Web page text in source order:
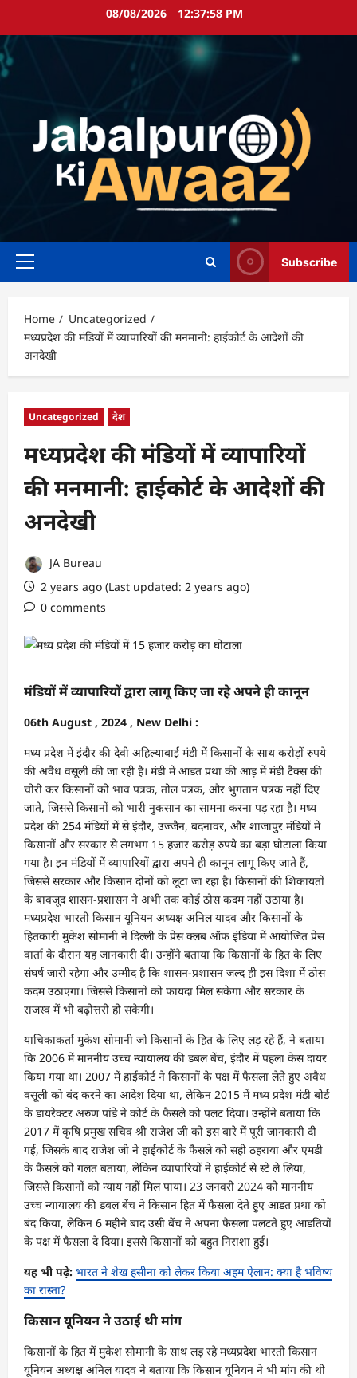
content
08/08/2026 12:37:58 PM
Primary
Subscribe
Home
Uncategorized
मध्यप्रदेश की मंडियों में व्यापारियों की मनमानी: हाईकोर्ट के आदेशों की
अनदेखी
Uncategorized देश
मध्यप्रदेश की मंडियों में व्यापारियों
की मनमानी: हाईकोर्ट के आदेशों की
अनदेखी
JA Bureau
2 years ago (Last updated: 2 years ago)
0 comments
मंडियों में व्यापारियों द्वारा लागू किए जा रहे अपने ही कानून
06th August , 2024 , New Delhi :
मध्य प्रदेश में इंदौर की देवी अहिल्याबाई मंडी में किसानों के साथ करोड़ों रुपये
की अवैध वसूली की जा रही है। मंडी में आडत प्रथा की आड़ में मंडी टैक्स की
चोरी कर किसानों को भाव पत्रक, तोल पत्रक, और भुगतान पत्रक नहीं दिए
जाते, जिससे किसानों को भारी नुकसान का सामना करना पड़ रहा है। मध्य
प्रदेश की 254 मंडियों में से इंदौर, उज्जैन, बदनावर, और शाजापुर मंडियों में
किसानों और सरकार से लगभग 15 हजार करोड़ रुपये का बड़ा घोटाला किया
गया है। इन मंडियों में व्यापारियों द्वारा अपने ही कानून लागू किए जाते हैं,
जिससे सरकार और किसान दोनों को लूटा जा रहा है। किसानों की शिकायतों
के बावजूद शासन-प्रशासन ने अभी तक कोई ठोस कदम नहीं उठाया है।
मध्यप्रदेश भारती किसान यूनियन अध्यक्ष अनिल यादव और किसानों के
हितकारी मुकेश सोमानी ने दिल्ली के प्रेस क्लब ऑफ इंडिया में आयोजित प्रेस
वार्ता के दौरान यह जानकारी दी। उन्होंने बताया कि किसानों के हित के लिए
संघर्ष जारी रहेगा और उम्मीद है कि शासन-प्रशासन जल्द ही इस दिशा में ठोस
कदम उठाएगा। जिससे किसानों को फायदा मिल सकेगा और सरकार के
राजस्व में भी बढ़ोत्तरी हो सकेगी।
याचिकाकर्ता मुकेश सोमानी जो किसानों के हित के लिए लड़ रहे हैं, ने बताया
कि 2006 में माननीय उच्च न्यायालय की डबल बेंच, इंदौर में पहला केस दायर
किया गया था। 2007 में हाईकोर्ट ने किसानों के पक्ष में फैसला लेते हुए अवैध
वसूली को बंद करने का आदेश दिया था, लेकिन 2015 में मध्य प्रदेश मंडी बोर्ड
के डायरेक्टर अरुण पांडे ने कोर्ट के फैसले को पलट दिया। उन्होंने बताया कि
2017 में कृषि प्रमुख सचिव श्री राजेश जी को इस बारे में पूरी जानकारी दी
गई, जिसके बाद राजेश जी ने हाईकोर्ट के फैसले को सही ठहराया और एमडी
के फैसले को गलत बताया, लेकिन व्यापारियों ने हाईकोर्ट से स्टे ले लिया,
जिससे किसानों को न्याय नहीं मिल पाया। 23 जनवरी 2024 को माननीय
उच्च न्यायालय की डबल बेंच ने किसान हित में फैसला देते हुए आडत प्रथा को
बंद किया, लेकिन 6 महीने बाद उसी बेंच ने अपना फैसला पलटते हुए आडतियों
के पक्ष में फैसला दे दिया। इससे किसानों को बहुत निराशा हुई।
यह भी पढ़े: भारत ने शेख हसीना को लेकर किया अहम ऐलान: क्या है भविष्य
का रास्ता?
किसान यूनियन ने उठाई थी मांग
किसानों के हित में मुकेश सोमानी के साथ लड़ रहे मध्यप्रदेश भारती किसान
यूनियन अध्यक्ष अनिल यादव ने बताया कि किसान यूनियन ने भी मांग की थी